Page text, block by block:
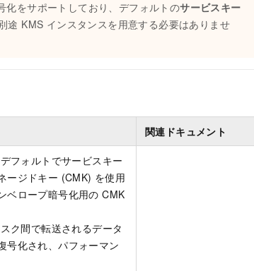
をサポートしており、デフォルトのサービスキー
途 KMS インスタンスを用意する必要はありませ
関連ドキュメント
フォルトでサービスキー
ージドキー (CMK) を使用
ベロープ暗号化用の CMK
ク間で転送されるデータ
号化され、パフォーマン